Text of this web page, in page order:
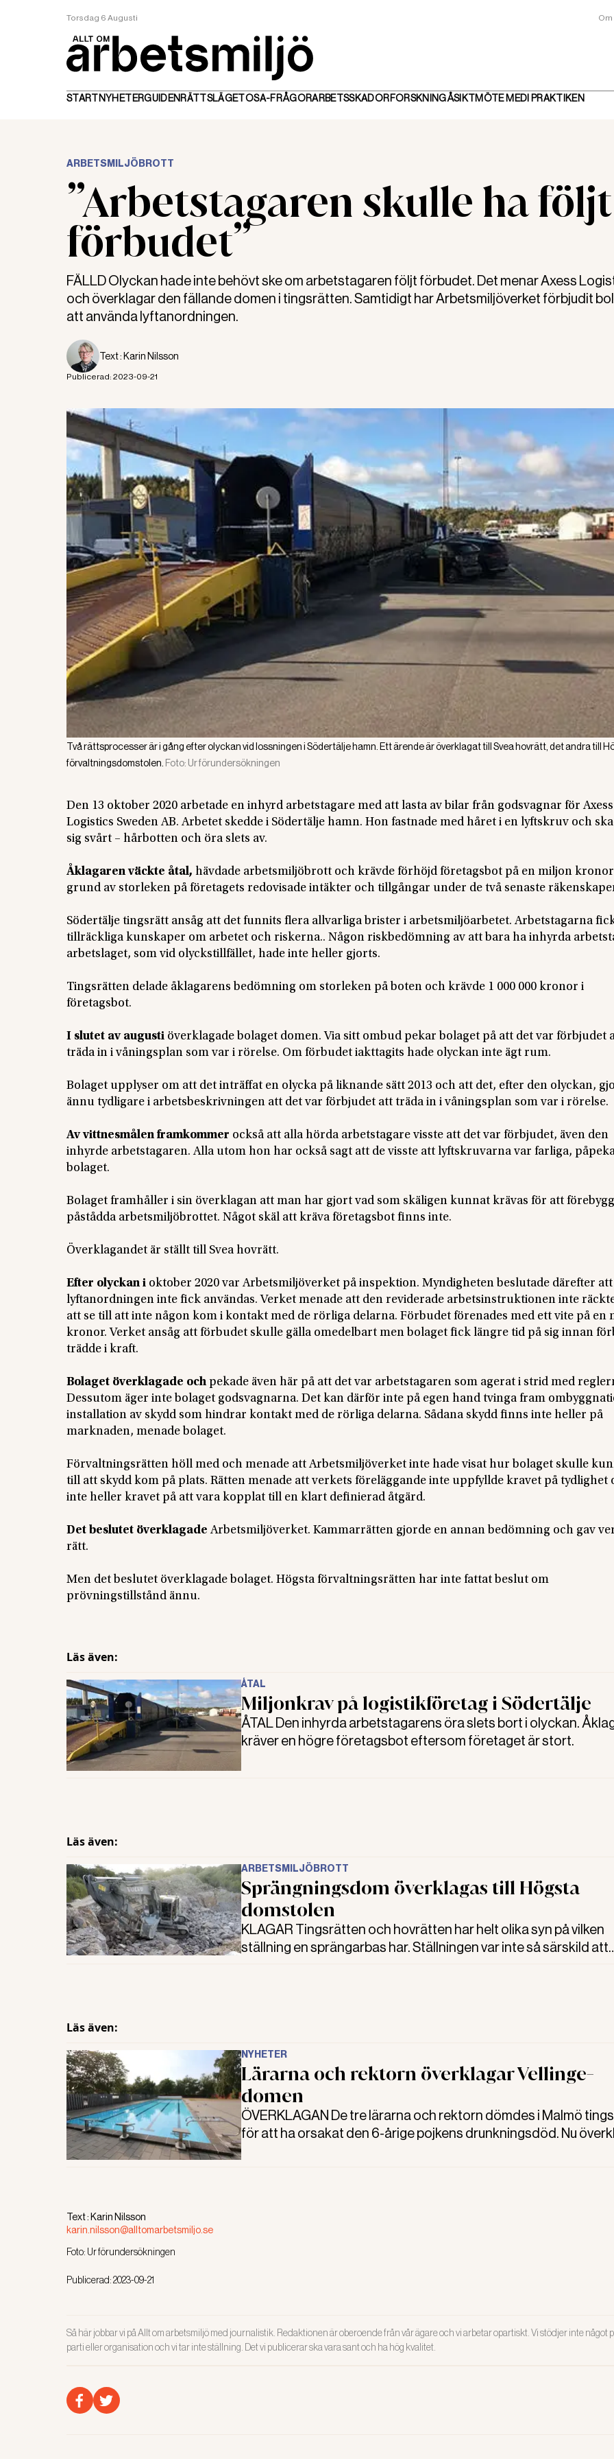
Torsdag 6 Augusti
STARTNYHETERGUIDEN RÄTTSLÄGETOSA-FRÅGORARBETSSKADORFORSKNINGÅSIKTMÖTE MED I PRAKTIKEN
ARBETSMILJÖBROTT
”Arbetstagaren skulle ha följt
förbudet”
FÄLLD Olyckan hade inte behövt ske om arbetstagaren följt förbudet. Det menar Axess
och överklagar den fällande domen i tingsrätten. Samtidigt har Arbetsmiljöverket förbjudit
att använda lyftanordningen.
Text : Karin Nilsson
Publicerad: 2023-09-21
Två rättsprocesser är i gång efter olyckan vid lossningen i Södertälje hamn. Ett ärende är överklagat till Svea hovrätt, det andra till
förvaltningsdomstolen. Foto: Ur förundersökningen
Den 13 oktober 2020 arbetade en inhyrd arbetstagare med att lasta av bilar från godsvagnar för Axess
Logistics Sweden AB. Arbetet skedde i Södertälje hamn. Hon fastnade med håret i en lyftskruv och
sig svårt – hårbotten och öra slets av.
Åklagaren väckte åtal, hävdade arbetsmiljöbrott och krävde förhöjd företagsbot på en miljon
grund av storleken på företagets redovisade intäkter och tillgångar under de två senaste
Södertälje tingsrätt ansåg att det funnits flera allvarliga brister i arbetsmiljöarbetet. Arbetstagarna
tillräckliga kunskaper om arbetet och riskerna.. Någon riskbedömning av att bara ha inhyrda
arbetslaget, som vid olyckstillfället, hade inte heller gjorts.
Tingsrätten delade åklagarens bedömning om storleken på boten och krävde 1 000 000 kronor i
företagsbot.
I slutet av augusti överklagade bolaget domen. Via sitt ombud pekar bolaget på att det var förbjudet
träda in i våningsplan som var i rörelse. Om förbudet iakttagits hade olyckan inte ägt rum.
Bolaget upplyser om att det inträffat en olycka på liknande sätt 2013 och att det, efter den olyckan,
ännu tydligare i arbetsbeskrivningen att det var förbjudet att träda in i våningsplan som var i rörelse.
Av vittnesmålen framkommer också att alla hörda arbetstagare visste att det var förbjudet, även den
inhyrde arbetstagaren. Alla utom hon har också sagt att de visste att lyftskruvarna var farliga,
bolaget.
Bolaget framhåller i sin överklagan att man har gjort vad som skäligen kunnat krävas för att
påstådda arbetsmiljöbrottet. Något skäl att kräva företagsbot finns inte.
Överklagandet är ställt till Svea hovrätt.
Efter olyckan i oktober 2020 var Arbetsmiljöverket på inspektion. Myndigheten beslutade därefter att
lyftanordningen inte fick användas. Verket menade att den reviderade arbetsinstruktionen inte
att se till att inte någon kom i kontakt med de rörliga delarna. Förbudet förenades med ett vite på en
kronor. Verket ansåg att förbudet skulle gälla omedelbart men bolaget fick längre tid på sig innan
trädde i kraft.
Bolaget överklagade och pekade även här på att det var arbetstagaren som agerat i strid med
Dessutom äger inte bolaget godsvagnarna. Det kan därför inte på egen hand tvinga fram
installation av skydd som hindrar kontakt med de rörliga delarna. Sådana skydd finns inte heller på
marknaden, menade bolaget.
Förvaltningsrätten höll med och menade att Arbetsmiljöverket inte hade visat hur bolaget skulle
till att skydd kom på plats. Rätten menade att verkets föreläggande inte uppfyllde kravet på tydlighet
inte heller kravet på att vara kopplat till en klart definierad åtgärd.
Det beslutet överklagadeArbetsmiljöverket. Kammarrätten gjorde en annan bedömning och gav
rätt.
Men det beslutet överklagade bolaget. Högsta förvaltningsrätten har inte fattat beslut om
prövningstillstånd ännu.
Läs även:
ÅTAL
Miljonkrav på logistikföretag i Södertälje
ÅTAL Den inhyrda arbetstagarens öra slets bort i olyckan.
kräver en högre företagsbot eftersom företaget är stort.
Läs även:
ARBETSMILJÖBROTT
Sprängningsdom överklagas till Högsta
domstolen
KLAGAR Tingsrätten och hovrätten har helt olika syn på vilken
ställning en sprängarbas har. Ställningen var inte så särskild att
Läs även:
NYHETER
Lärarna och rektorn överklagar Vellinge-
domen
ÖVERKLAGAN De tre lärarna och rektorn dömdes i Malmö
för att ha orsakat den 6-årige pojkens drunkningsdöd. Nu
Text : Karin Nilsson
karin.nilsson@alltomarbetsmiljo.se
Foto: Ur förundersökningen
Publicerad:2023-09-21
Så här jobbar vi på Allt om arbetsmiljö med journalistik. Redaktionen är oberoende från vår ägare och vi arbetar opartiskt. Vi stödjer inte något
parti eller organisation och vi tar inte ställning. Det vi publicerar ska vara sant och ha hög kvalitet.